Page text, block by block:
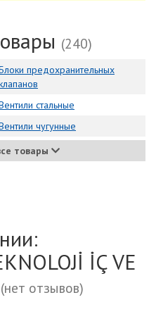
(240)
предохранительных
стальные
чугунные
товары
İÇ VE
(нет отзывов)